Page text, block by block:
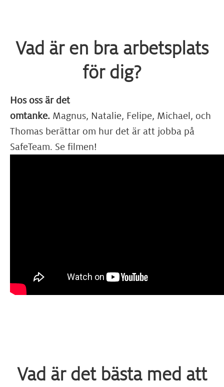
Vad är en bra arbetsplats
för dig?
Hos oss är det
omtanke. Magnus, Natalie, Felipe, Michael, och
Thomas berättar om hur det är att jobba på
SafeTeam. Se filmen!
Vad är det bästa med att